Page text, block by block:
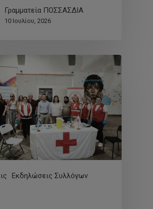
Γραμματεία ΠΟΣΣΑΣΔΙΑ
10 Ιουλίου, 2026
Εκδηλώσεις Συλλόγων